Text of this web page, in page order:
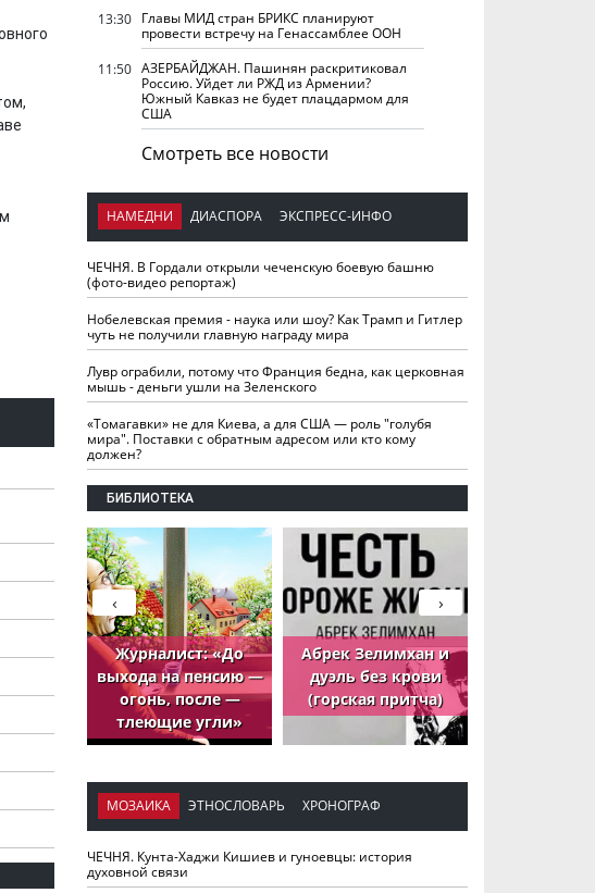
13:30 Главы МИД стран БРИКС планируют
провести встречу на Генассамблее ООН
11:50 АЗЕРБАЙДЖАН. Пашинян раскритиковал
Россию. Уйдет ли РЖД из Армении?
Южный Кавказ не будет плацдармом для
США
Смотреть все новости
НАМЕДНИ ДИАСПОРА ЭКСПРЕСС-ИНФО
ЧЕЧНЯ. В Гордали открыли чеченскую боевую башню
(фото-видео репортаж)
Нобелевская премия - наука или шоу? Как Трамп и Гитлер
чуть не получили главную награду мира
Лувр ограбили, потому что Франция бедна, как церковная
мышь - деньги ушли на Зеленского
«Томагавки» не для Киева, а для США — роль "голубя
мира". Поставки с обратным адресом или кто кому
должен?
БИБЛИОТЕКА
Журналист: «До
выхода на пенсию —
огонь, после —
тлеющие угли»
Абрек Зелимхан и
дуэль без крови
(горская притча)
›
‹
МОЗАИКА ЭТНОСЛОВАРЬ ХРОНОГРАФ
ЧЕЧНЯ. Кунта-Хаджи Кишиев и гуноевцы: история
духовной связи